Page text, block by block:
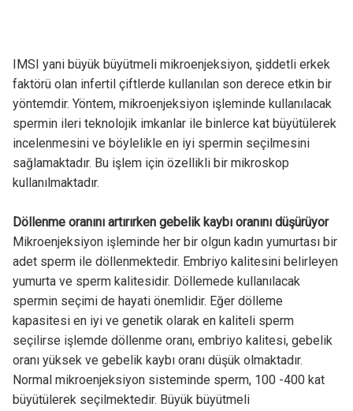
IMSI yani büyük büyütmeli mikroenjeksiyon, şiddetli erkek
faktörü olan infertil çiftlerde kullanılan son derece etkin bir
yöntemdir. Yöntem, mikroenjeksiyon işleminde kullanılacak
spermin ileri teknolojik imkanlar ile binlerce kat büyütülerek
incelenmesini ve böylelikle en iyi spermin seçilmesini
sağlamaktadır. Bu işlem için özellikli bir mikroskop
kullanılmaktadır.
Döllenme oranını artırırken gebelik kaybı oranını düşürüyor
Mikroenjeksiyon işleminde her bir olgun kadın yumurtası bir
adet sperm ile döllenmektedir. Embriyo kalitesini belirleyen
yumurta ve sperm kalitesidir. Döllemede kullanılacak
spermin seçimi de hayati önemlidir. Eğer dölleme
kapasitesi en iyi ve genetik olarak en kaliteli sperm
seçilirse işlemde döllenme oranı, embriyo kalitesi, gebelik
oranı yüksek ve gebelik kaybı oranı düşük olmaktadır.
Normal mikroenjeksiyon sisteminde sperm, 100 -400 kat
büyütülerek seçilmektedir. Büyük büyütmeli